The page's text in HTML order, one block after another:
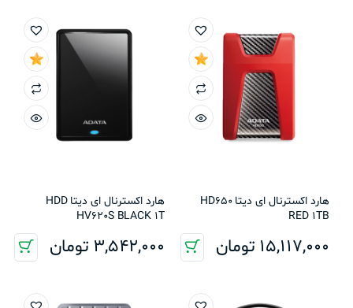
هارد اکسترنال ای دیتا HD650
RED 1TB
15,117,000 تومان
هارد اکسترنال ای دیتا HDD
HV620S BLACK 1T
3,542,000 تومان